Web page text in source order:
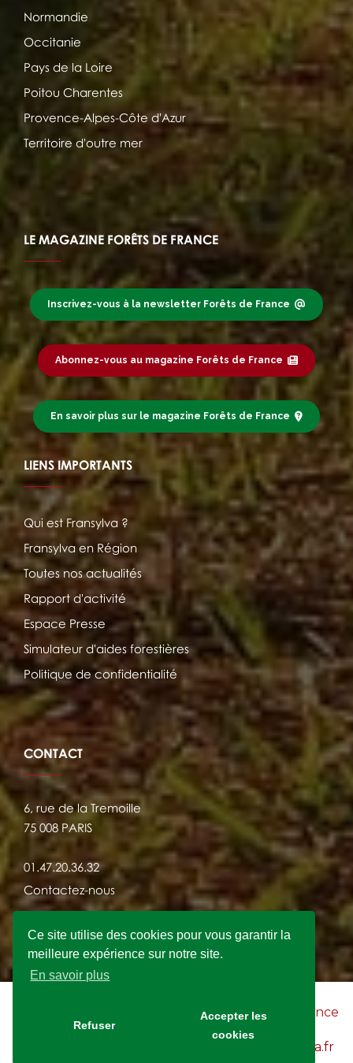
Ce site utilise des cookies pour vous garantir la
meilleure expérience sur notre site.
En savoir plus
Refuser
Accepter les
cookies
Normandie
Occitanie
Pays de la Loire
Poitou Charentes
Provence-Alpes-Côte d'Azur
Territoire d'outre mer
LE MAGAZINE FORÊTS DE FRANCE
Inscrivez-vous à la newsletter Forêts de France
Abonnez-vous au magazine Forêts de France
En savoir plus sur le magazine Forêts de France
LIENS IMPORTANTS
Qui est Fransylva ?
Fransylva en Région
Toutes nos actualités
Rapport d'activité
Espace Presse
Simulateur d'aides forestières
Politique de confidentialité
CONTACT
6, rue de la Tremoille
75 008 PARIS
01.47.20.36.32
Contactez-nous
2021 © FRANSYLVA - Site Internet crée par
l'agence
Mentions légales du site Internet www.fransylva.fr